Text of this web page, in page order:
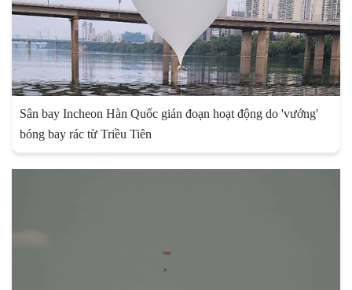
Sân bay Incheon Hàn Quốc gián đoạn hoạt động do 'vướng'
bóng bay rác từ Triều Tiên